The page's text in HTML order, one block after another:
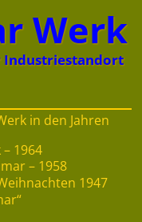
Werk
Industriestandort
in den Jahren
1964
– 1958
1947